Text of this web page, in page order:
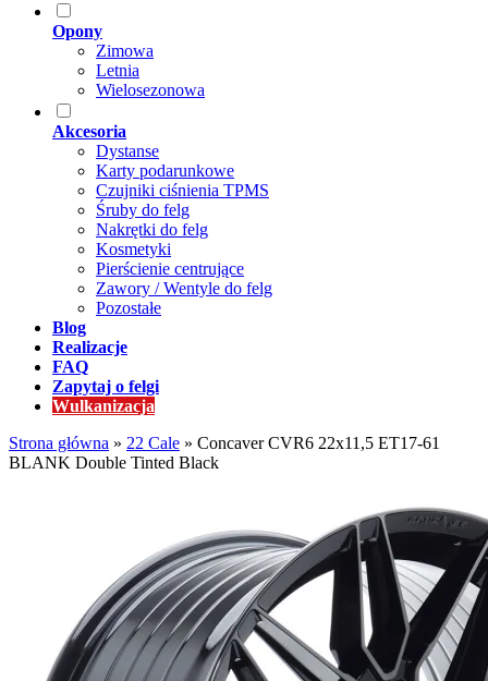
Opony
Zimowa
Letnia
Wielosezonowa
Akcesoria
Dystanse
Karty podarunkowe
Czujniki ciśnienia TPMS
Śruby do felg
Nakrętki do felg
Kosmetyki
Pierścienie centrujące
Zawory / Wentyle do felg
Pozostałe
Blog
Realizacje
FAQ
Zapytaj o felgi
Wulkanizacja
Strona główna » 22 Cale » Concaver CVR6 22x11,5 ET17-61
BLANK Double Tinted Black